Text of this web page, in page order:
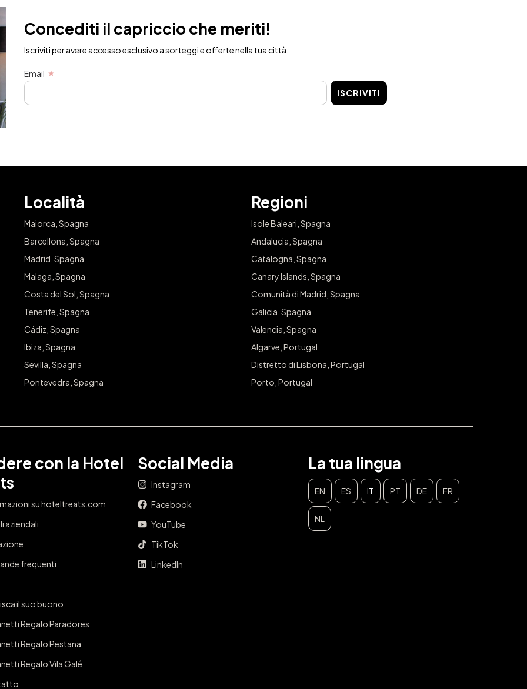
Concediti il capriccio che meriti!
Iscriviti per avere accesso esclusivo a sorteggi e offerte nella tua città.
Email
ISCRIVITI
Località
Maiorca, Spagna
Barcellona, Spagna
Madrid, Spagna
Malaga, Spagna
Costa del Sol, Spagna
Tenerife, Spagna
Cádiz, Spagna
Ibiza, Spagna
Sevilla, Spagna
Pontevedra, Spagna
Regioni
Isole Baleari, Spagna
Andalucia, Spagna
Catalogna, Spagna
Canary Islands, Spagna
Comunità di Madrid, Spagna
Galicia, Spagna
Valencia, Spagna
Algarve, Portugal
Distretto di Lisbona, Portugal
Porto, Portugal
con la Hotel
su hoteltreats.com
aziendali
frequenti
il suo buono
Regalo Paradores
Regalo Pestana
Regalo Vila Galé
Social Media
Instagram
Facebook
YouTube
TikTok
LinkedIn
La tua lingua
EN ES IT PT DE FR
NL